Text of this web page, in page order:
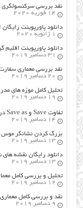
نقد بررسی
14 فوریه 2020
دانلود پاورپوینت
1 ژانویه 2020
دانلود پاورپوینت
31 دسامبر 2019
نقد بررسی معماری سفارت
20 دسامبر 2019
تحلیل کامل موزه های
19 دسامبر 2019
تفاوت Save و Save as در اتوکد-زمان autocad Save as
14 دسامبر 2019
بزرگ کردن نشانگر موس
13 دسامبر 2019
دانلود رایگان نقشه
13 دسامبر 2019
تحلیل و بررسی کامل
12 دسامبر 2019
نقد و بررسی کامل
9 دسامبر 2019